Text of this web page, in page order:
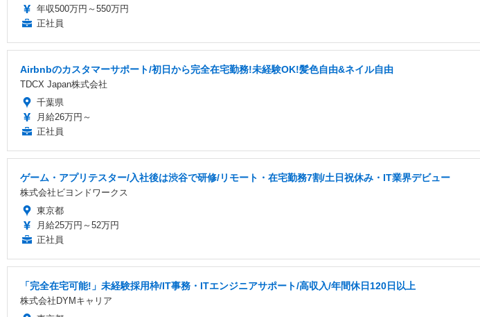
年収500万円～550万円
正社員
Airbnbのカスタマーサポート/初日から完全在宅勤務!未経験OK!髪色自由&ネイル自由
TDCX Japan株式会社
千葉県
月給26万円～
正社員
ゲーム・アプリテスター/入社後は渋谷で研修/リモート・在宅勤務7割/土日祝休み・IT業界デビュー
株式会社ビヨンドワークス
東京都
月給25万円～52万円
正社員
「完全在宅可能!」未経験採用枠/IT事務・ITエンジニアサポート/高収入/年間休日120日以上
株式会社DYMキャリア